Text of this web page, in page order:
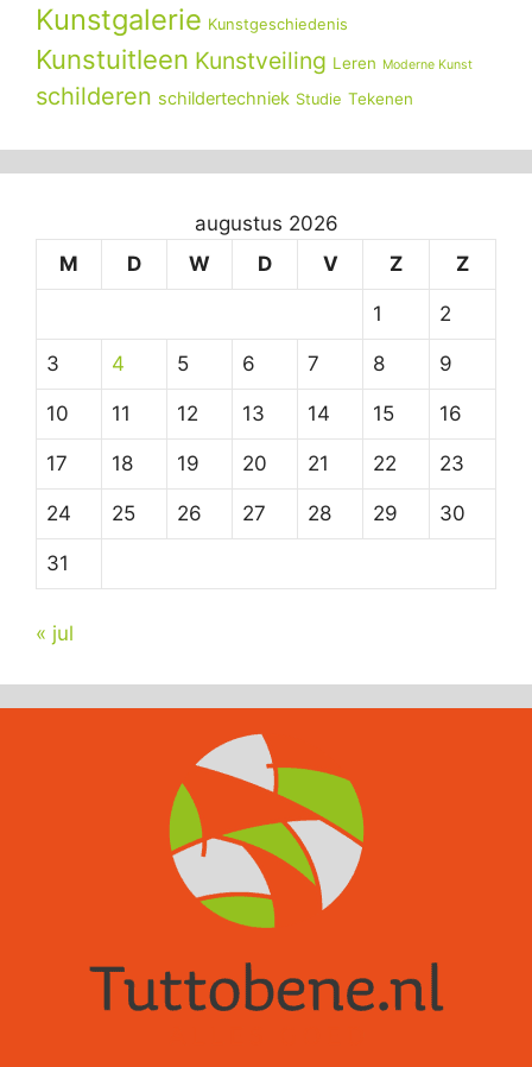
Kunstgalerie Kunstgeschiedenis
Kunstuitleen Kunstveiling Leren Moderne Kunst
schilderen schildertechniek Studie Tekenen
augustus 2026
M
D W D V Z Z
1 2
3 4 5 6 7 8 9
10 11 12 13 14 15 16
17 18 19 20 21 22 23
24 25 26 27 28 29 30
31
« jul